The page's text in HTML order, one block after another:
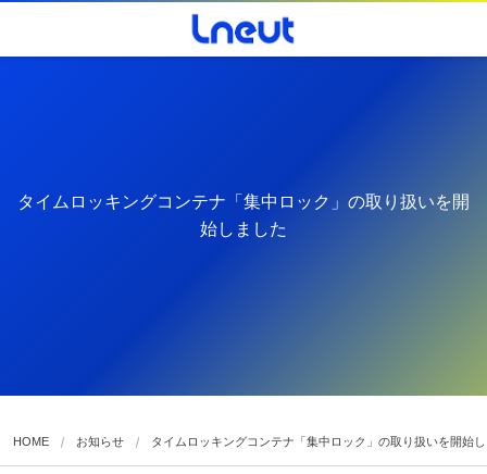
タイムロッキングコンテナ「集中ロック」の取り扱いを開
始しました
HOME お知らせ タイムロッキングコンテナ「集中ロック」の取り扱いを開始